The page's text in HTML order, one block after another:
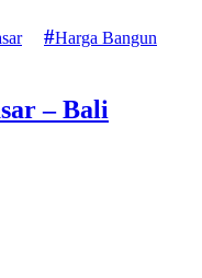
Harga Bangun
– Bali